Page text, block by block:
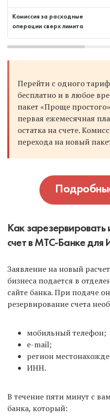
Комиссия за расходные
операции сверх лимита
Перейти с одного
бесплатно и в любое
пакет «Проще
первая ежемесячная
остатка на счете.
перехода на новый
Как зарезервировать
счет в МТС-Банке для
Заявление на новый
бизнеса подается в
сайте банка. При подаче
резервирование счета
мобильный телефон;
e-mail;
регион
ИНН.
В течение пяти минут с
банка, который: